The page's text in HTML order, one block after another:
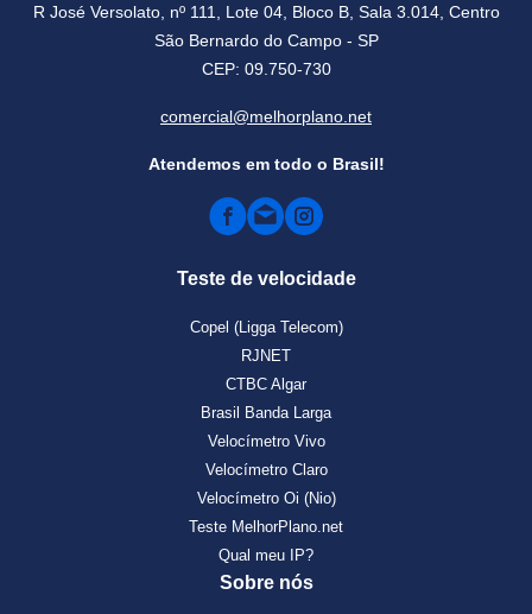
TECH | Tecnologia, Inovações, Notícias
R José Versolato, nº 111, Lote 04, Bloco B, Sala 3.014, Centro
São Bernardo do Campo - SP
CEP: 09.750-730
comercial@melhorplano.net
Atendemos em todo o Brasil!
Teste de velocidade
Copel (Ligga Telecom)
RJNET
CTBC Algar
Brasil Banda Larga
Velocímetro Vivo
Velocímetro Claro
Velocímetro Oi (Nio)
Teste MelhorPlano.net
Qual meu IP?
Sobre nós